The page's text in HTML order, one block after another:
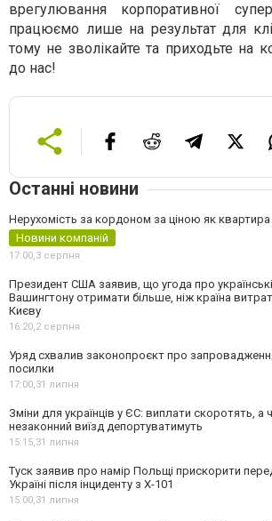
врегулювання корпоративної
працюємо лише на результат для
тому не зволікайте та приходьте на
до нас!
Останні новини
Нерухомість за кордоном за ціною як квартира
Новини компаній
17:00,3 серпня
Президент США заявив, що угода про
Вашингтону отримати більше, ніж країна
Києву
16:20,2 серпня
Уряд схвалив законопроєкт про
посилки
17:00,31 липня
Зміни для українців у ЄС: виплати скоротять, а
незаконний виїзд депортуватимуть
15:15,31 липня
Туск заявив про намір Польщі прискорити
Україні після інциденту з Х-101
15:00,31 липня